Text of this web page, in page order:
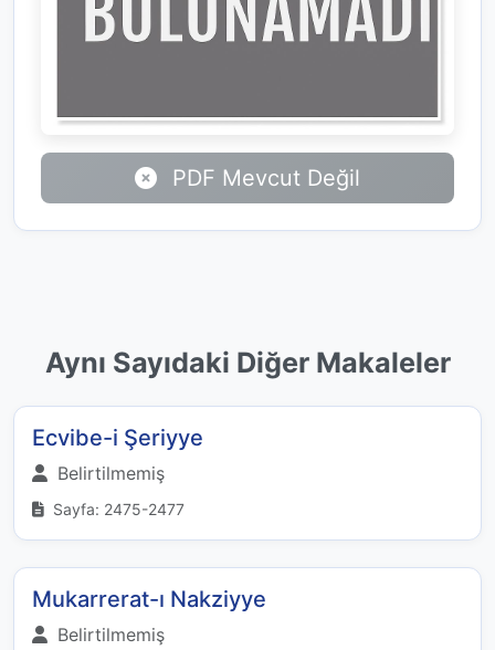
PDF Mevcut Değil
Aynı Sayıdaki Diğer Makaleler
Ecvibe-i Şeriyye
Belirtilmemiş
Sayfa: 2475-2477
Mukarrerat-ı Nakziyye
Belirtilmemiş